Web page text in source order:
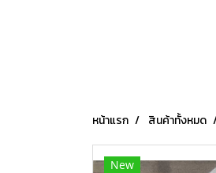
หน้าแรก สินค้าทั้งหมด
New